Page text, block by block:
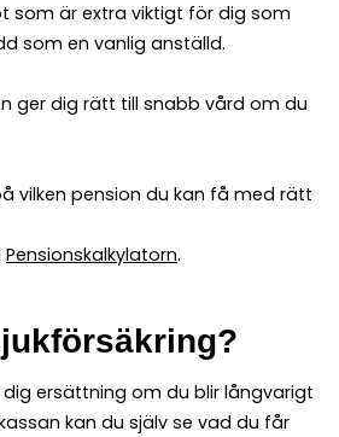
som är extra viktigt för dig som
som en vanlig anställd.
ger dig rätt till snabb vård om du
vilken pension du kan få med rätt
Pensionskalkylatorn.
dig ersättning om du blir långvarigt
kan du själv se vad du får